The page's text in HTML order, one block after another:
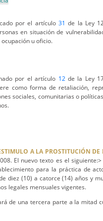
por el artículo 31 de la Ley
en situación de
u oficio.
por el artículo 12de la Ley
como forma de retaliación,
sociales, comunitarias o
A LA PROSTITUCIÓN DE
El nuevo texto es el
para la práctica de
diez (10) a catorce (14) años y
legales mensuales vigentes.
de una tercera parte a la mitad